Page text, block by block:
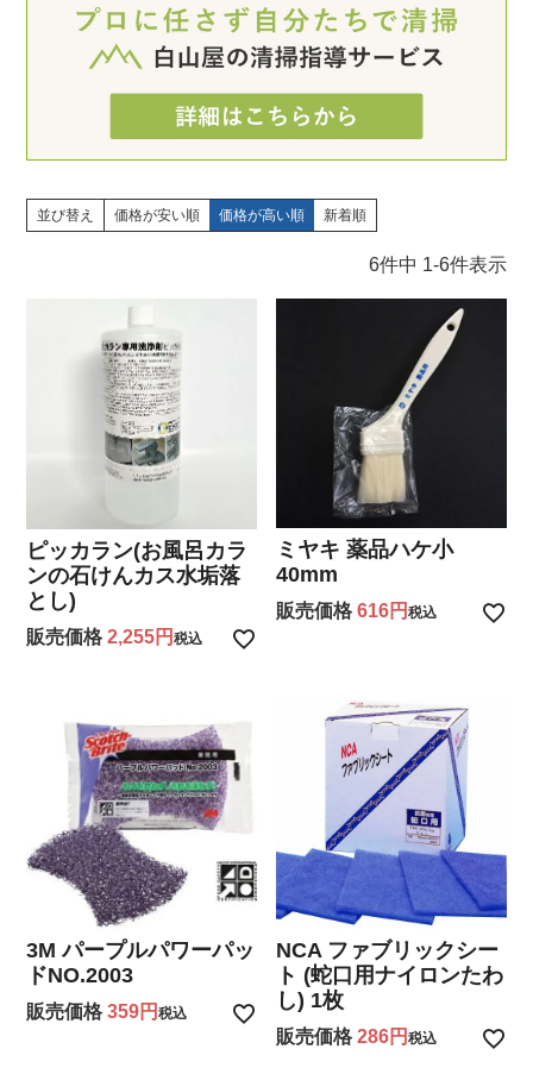
並び替え 価格が安い順 価格が高い順 新着順
6件中 1-6件表示
ピッカラン(お風呂カラ
ンの石けんカス水垢落
とし)
販売価格 2,255 税込
ミヤキ 薬品ハケ小
40mm
販売価格 616 税込
3M パープルパワーパッ
ドNO.2003
販売価格 359 税込
NCA ファブリックシー
ト (蛇口用ナイロンたわ
し) 1枚
販売価格 286 税込